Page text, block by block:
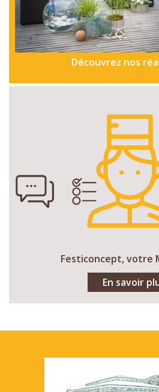
Découvrez nos
Festiconcept, votre
En savoir